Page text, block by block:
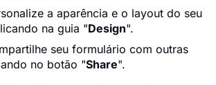
a aparência e o layout do seu
na guia "Design".
seu formulário com outras
no botão "Share".